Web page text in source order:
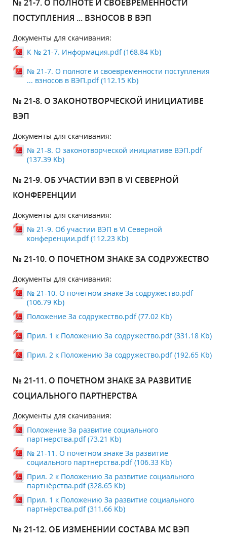
№ 21-7. О ПОЛНОТЕ И СВОЕВРЕМЕННОСТИ
ПОСТУПЛЕНИЯ ... ВЗНОСОВ В ВЭП
Документы для скачивания:
К № 21-7. Информация.pdf (168.84 Kb)
№ 21-7. О полноте и своевременности поступления
... взносов в ВЭП.pdf (112.15 Kb)
№ 21-8. О ЗАКОНОТВОРЧЕСКОЙ ИНИЦИАТИВЕ
ВЭП
Документы для скачивания:
№ 21-8. О законотворческой инициативе ВЭП.pdf
(137.39 Kb)
№ 21-9. ОБ УЧАСТИИ ВЭП В VI СЕВЕРНОЙ
КОНФЕРЕНЦИИ
Документы для скачивания:
№ 21-9. Об участии ВЭП в VI Северной
конференции.pdf (112.23 Kb)
№ 21-10. О ПОЧЕТНОМ ЗНАКЕ ЗА СОДРУЖЕСТВО
Документы для скачивания:
№ 21-10. О почетном знаке За содружество.pdf
(106.79 Kb)
Положение За содружество.pdf (77.02 Kb)
Прил. 1 к Положению За содружество.pdf (331.18 Kb)
Прил. 2 к Положению За содружество.pdf (192.65 Kb)
№ 21-11. О ПОЧЕТНОМ ЗНАКЕ ЗА РАЗВИТИЕ
СОЦИАЛЬНОГО ПАРТНЕРСТВА
Документы для скачивания:
Положение За развитие социального
партнерства.pdf (73.21 Kb)
№ 21-11. О почетном знаке За развитие
социального партнерства.pdf (106.33 Kb)
Прил. 2 к Положению За развитие социального
партнёрства.pdf (328.65 Kb)
Прил. 1 к Положению За развитие социального
партнёрства.pdf (311.66 Kb)
№ 21-12. ОБ ИЗМЕНЕНИИ СОСТАВА МС ВЭП